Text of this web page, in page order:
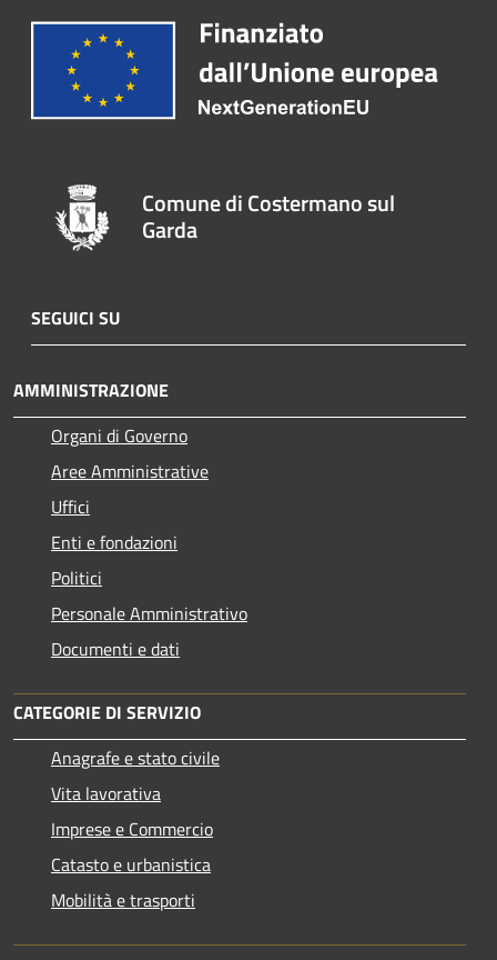
Comune di Costermano sul
Garda
SEGUICI SU
AMMINISTRAZIONE
Organi di Governo
Aree Amministrative
Uffici
Enti e fondazioni
Politici
Personale Amministrativo
Documenti e dati
CATEGORIE DI SERVIZIO
Anagrafe e stato civile
Vita lavorativa
Imprese e Commercio
Catasto e urbanistica
Mobilità e trasporti